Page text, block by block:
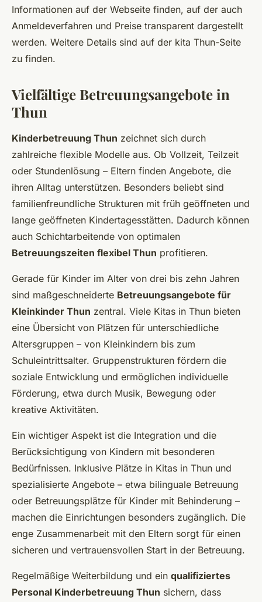
Informationen auf der Webseite finden, auf der auch
Anmeldeverfahren und Preise transparent dargestellt
werden. Weitere Details sind auf der kita Thun-Seite
zu finden.
Vielfältige Betreuungsangebote in
Thun
Kinderbetreuung Thun zeichnet sich durch
zahlreiche flexible Modelle aus. Ob Vollzeit, Teilzeit
oder Stundenlösung – Eltern finden Angebote, die
ihren Alltag unterstützen. Besonders beliebt sind
familienfreundliche Strukturen mit früh geöffneten und
lange geöffneten Kindertagesstätten. Dadurch können
auch Schichtarbeitende von optimalen
Betreuungszeiten flexibel Thun profitieren.
Gerade für Kinder im Alter von drei bis zehn Jahren
sind maßgeschneiderte Betreuungsangebote für
Kleinkinder Thun zentral. Viele Kitas in Thun bieten
eine Übersicht von Plätzen für unterschiedliche
Altersgruppen – von Kleinkindern bis zum
Schuleintrittsalter. Gruppenstrukturen fördern die
soziale Entwicklung und ermöglichen individuelle
Förderung, etwa durch Musik, Bewegung oder
kreative Aktivitäten.
Ein wichtiger Aspekt ist die Integration und die
Berücksichtigung von Kindern mit besonderen
Bedürfnissen. Inklusive Plätze in Kitas in Thun und
spezialisierte Angebote – etwa bilinguale Betreuung
oder Betreuungsplätze für Kinder mit Behinderung –
machen die Einrichtungen besonders zugänglich. Die
enge Zusammenarbeit mit den Eltern sorgt für einen
sicheren und vertrauensvollen Start in der Betreuung.
Regelmäßige Weiterbildung und ein qualifiziertes
Personal Kinderbetreuung Thun sichern, dass